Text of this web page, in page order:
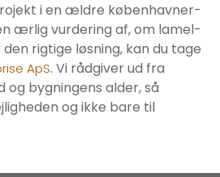
i en ældre københavner-
ærlig vurdering af, om lamel-
rigtige løsning, kan du tage
ApS. Vi rådgiver ud fra
og bygningens alder, så
og ikke bare til